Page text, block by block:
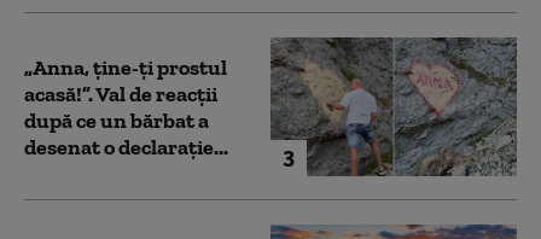
3
„Anna, ţine-ţi prostul
acasă!”. Val de reacții
după ce un bărbat a
desenat o declarație...